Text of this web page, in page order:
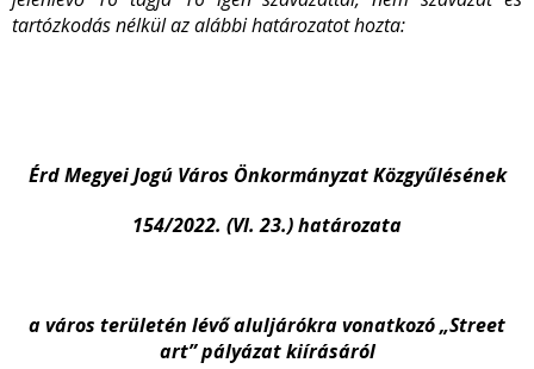
tartózkodás nélkül az alábbi határozatot hozta:
Érd Megyei Jogú Város Önkormányzat Közgyűlésének
154/2022. (VI. 23.) határozata
a város területén lévő aluljárókra vonatkozó „Street
art” pályázat kiírásáról